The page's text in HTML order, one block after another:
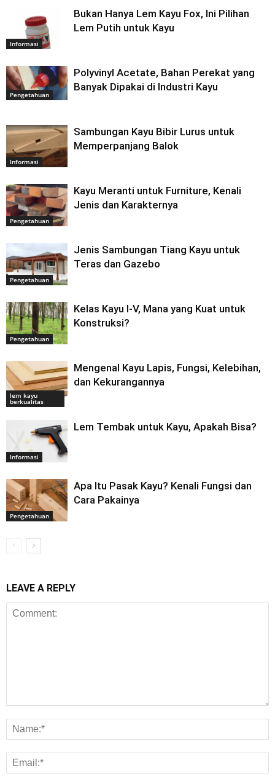
Informasi
Bukan Hanya Lem Kayu Fox, Ini Pilihan
Lem Putih untuk Kayu
Pengetahuan
Polyvinyl Acetate, Bahan Perekat yang
Banyak Dipakai di Industri Kayu
Informasi
Sambungan Kayu Bibir Lurus untuk
Memperpanjang Balok
Pengetahuan
Kayu Meranti untuk Furniture, Kenali
Jenis dan Karakternya
Pengetahuan
Jenis Sambungan Tiang Kayu untuk
Teras dan Gazebo
Pengetahuan
Kelas Kayu I-V, Mana yang Kuat untuk
Konstruksi?
lem kayu
berkualitas
Mengenal Kayu Lapis, Fungsi, Kelebihan,
dan Kekurangannya
Informasi
Lem Tembak untuk Kayu, Apakah Bisa?
Pengetahuan
Apa Itu Pasak Kayu? Kenali Fungsi dan
Cara Pakainya
LEAVE A REPLY